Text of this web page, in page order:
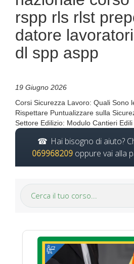
rspp rls rlst
datore
dl spp aspp
19 Giugno 2026
Corsi Sicurezza Lavoro: Quali Sono
Rispettare Puntualizzare sulla
Settore Edilizio: Modulo Cantieri Edili
Hai bisogno di aiuto?
069968209 oppure vai alla